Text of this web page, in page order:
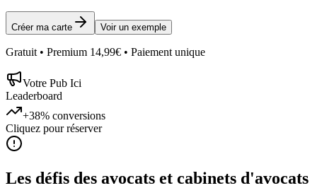
Créer ma carte Voir un exemple
Gratuit • Premium 14,99€ • Paiement unique
Votre Pub Ici
Leaderboard
+38% conversions
Cliquez pour réserver
Les défis des avocats et cabinets d'avocats